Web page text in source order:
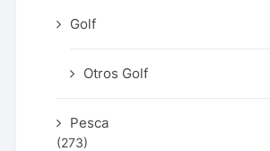
Golf
Otros Golf
Pesca
(273)